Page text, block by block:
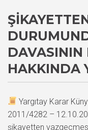
DAVASININ
HAKKINDA
Yargıtay Karar
2011/4282 –
şikayetten